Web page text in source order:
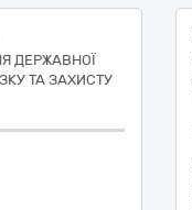
ДЕРЖАВНОЇ
ТА ЗАХИСТУ